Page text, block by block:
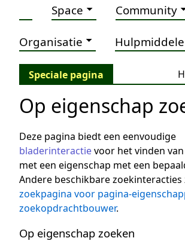
Space Community
Organisatie
Speciale pagina
Op eigenschap
Deze pagina biedt een eenvoudige
bladerinteractievoor het vinden
met een eigenschap met een
Andere beschikbare zoekinteracties
zoekpagina voor pagina-
zoekopdrachtbouwer.
Op eigenschap zoeken